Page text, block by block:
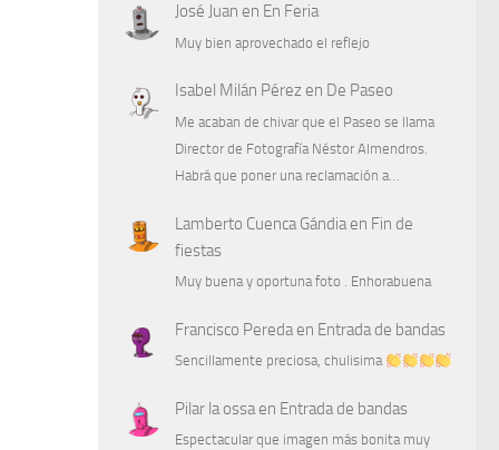
José Juan en En Feria
Muy bien aprovechado el reflejo
Isabel Milán Pérezen De Paseo
Me acaban de chivar que el Paseo se llama
Director de Fotografía Néstor Almendros.
Habrá que poner una reclamación a…
Lamberto Cuenca Gándiaen Fin de
fiestas
Muy buena y oportuna foto . Enhorabuena
Francisco Peredaen Entrada de bandas
Sencillamente preciosa, chulisima
Pilar la ossaen Entrada de bandas
Espectacular que imagen más bonita muy